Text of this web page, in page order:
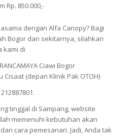
Rp. 850.000,-
dengan Alfa Canopy? Bagi
Bogor dan sekitarnya, silahkan
kami di
Ciawi Bogor
Cisaat (depan Klinik Pak OTOH)
tinggal di Sampang, website
memenuhi kebutuhan akan
cara pemesanan. Jadi, Anda tak